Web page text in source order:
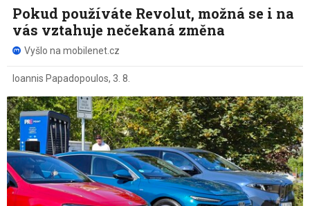
Pokud používáte Revolut, možná se i na
vás vztahuje nečekaná změna
Vyšlo na mobilenet.cz
Ioannis Papadopoulos, 3. 8.